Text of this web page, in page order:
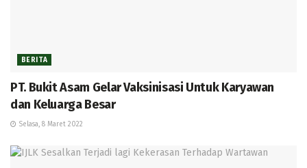
BERITA
PT. Bukit Asam Gelar Vaksinisasi Untuk Karyawan
dan Keluarga Besar
Selasa, 8 Maret 2022